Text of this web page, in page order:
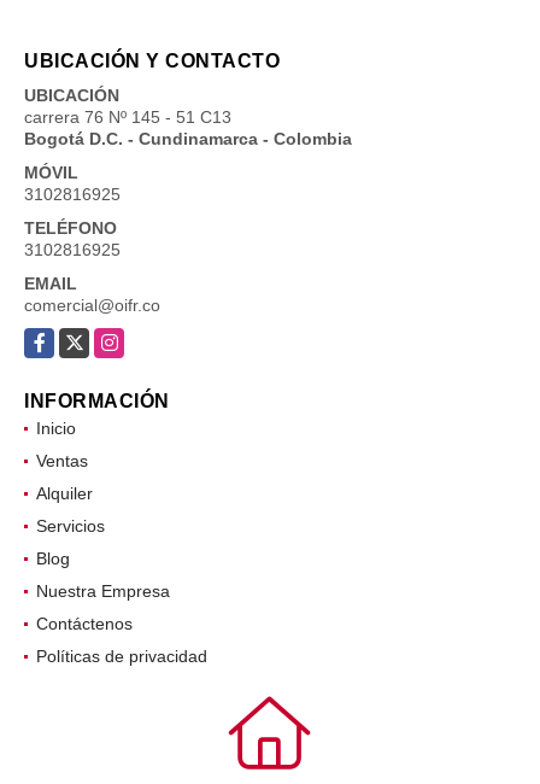
UBICACIÓN Y CONTACTO
UBICACIÓN
carrera 76 Nº 145 - 51 C13
Bogotá D.C. - Cundinamarca - Colombia
MÓVIL
3102816925
TELÉFONO
3102816925
EMAIL
comercial@oifr.co
Facebook
X Instagram
INFORMACIÓN
Inicio
Ventas
Alquiler
Servicios
Blog
Nuestra Empresa
Contáctenos
Políticas de privacidad